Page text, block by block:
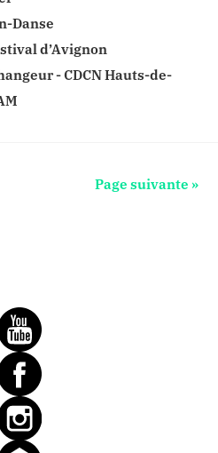
Danse
d’Avignon
- CDCN Hauts-de-
Page suivante »